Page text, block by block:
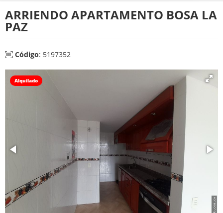
ARRIENDO APARTAMENTO BOSA LA
PAZ
Código: 5197352
Alquilado